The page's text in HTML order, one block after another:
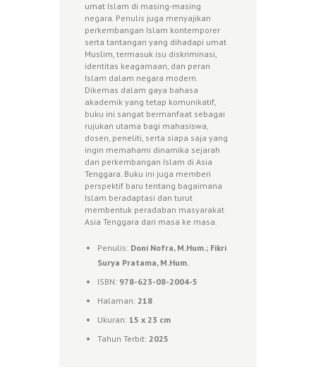
umat Islam di masing-masing
negara. Penulis juga menyajikan
perkembangan Islam kontemporer
serta tantangan yang dihadapi umat
Muslim, termasuk isu diskriminasi,
identitas keagamaan, dan peran
Islam dalam negara modern.
Dikemas dalam gaya bahasa
akademik yang tetap komunikatif,
buku ini sangat bermanfaat sebagai
rujukan utama bagi mahasiswa,
dosen, peneliti, serta siapa saja yang
ingin memahami dinamika sejarah
dan perkembangan Islam di Asia
Tenggara. Buku ini juga memberi
perspektif baru tentang bagaimana
Islam beradaptasi dan turut
membentuk peradaban masyarakat
Asia Tenggara dari masa ke masa.
Penulis: Doni Nofra, M.Hum.; Fikri
Surya Pratama, M.Hum.
ISBN: 978-623-08-2004-5
Halaman: 218
Ukuran: 15 x 23 cm
Tahun Terbit: 2025